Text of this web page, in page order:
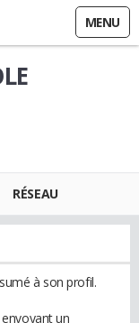
MENU
RÉSEAU
à son profil.
un